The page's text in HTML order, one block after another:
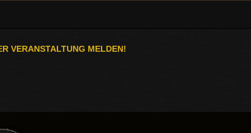
VERANSTALTUNG MELDEN!